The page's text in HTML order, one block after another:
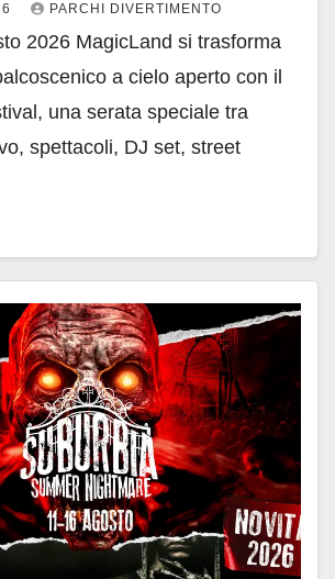
PARCHI DIVERTIMENTO
2026 MagicLand si trasforma
a cielo aperto con il
una serata speciale tra
spettacoli, DJ set, street